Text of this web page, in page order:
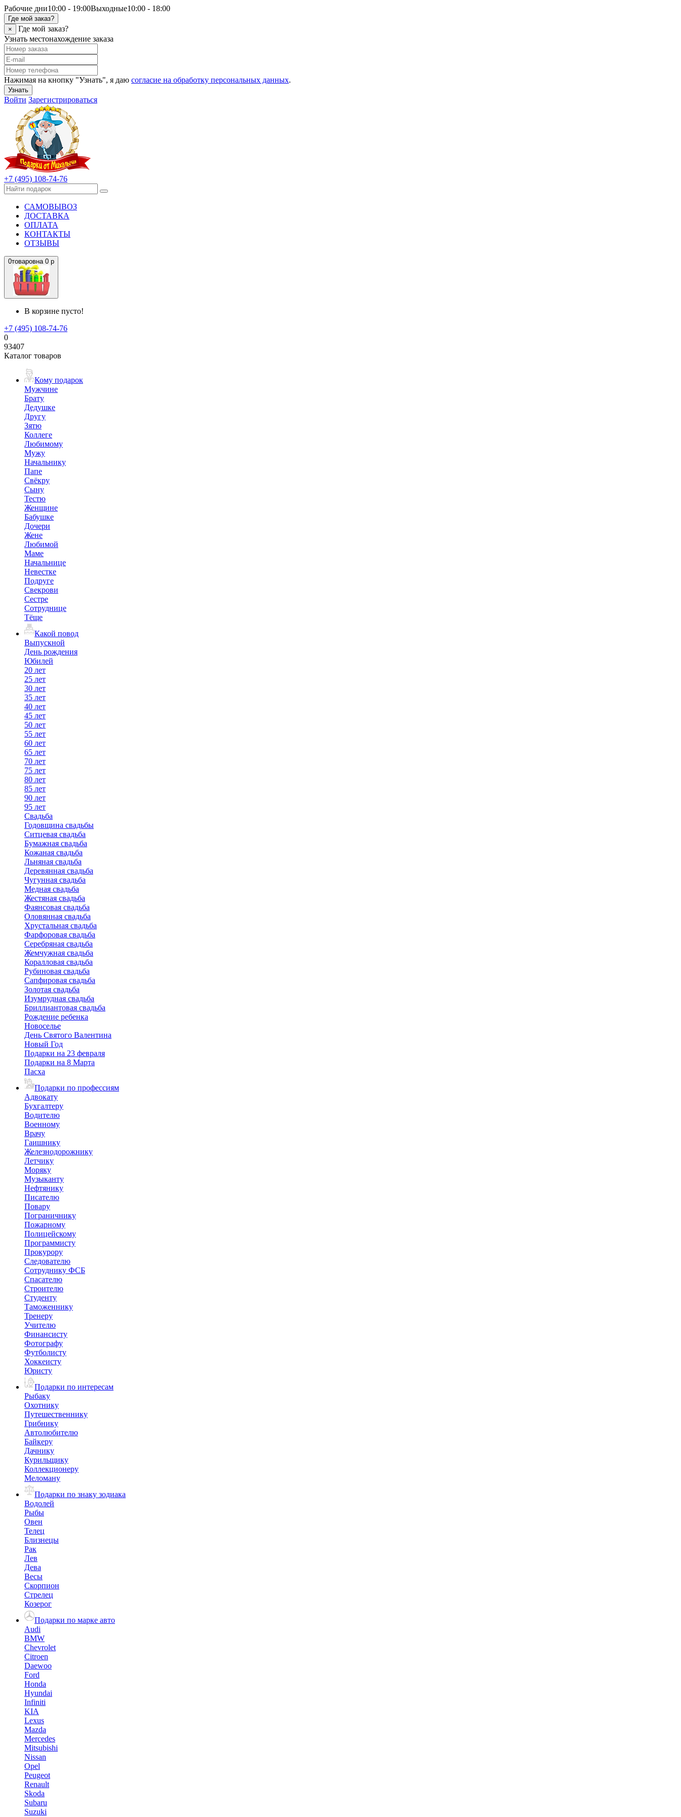
Рабочие дни10:00 - 19:00Выходные10:00 - 18:00
Где мой заказ?
×
Где мой заказ?
Узнать местонахождение заказа
Нажимая на кнопку "Узнать", я даю согласие на обработку персональных данных.
Узнать
Войти Зарегистрироваться
+7 (495) 108-74-76
САМОВЫВОЗ
ДОСТАВКА
ОПЛАТА
КОНТАКТЫ
ОТЗЫВЫ
0товаровна 0 р
В корзине пусто!
+7 (495) 108-74-76
0
93407
Каталог товаров
Кому подарок
Мужчине
Брату
Дедушке
Другу
Зятю
Коллеге
Любимому
Мужу
Начальнику
Папе
Свёкру
Сыну
Тестю
Женщине
Бабушке
Дочери
Жене
Любимой
Маме
Начальнице
Невестке
Подруге
Свекрови
Сестре
Сотруднице
Тёще
Какой повод
Выпускной
День рождения
Юбилей
20 лет
25 лет
30 лет
35 лет
40 лет
45 лет
50 лет
55 лет
60 лет
65 лет
70 лет
75 лет
80 лет
85 лет
90 лет
95 лет
Свадьба
Годовщина свадьбы
Ситцевая свадьба
Бумажная свадьба
Кожаная свадьба
Льняная свадьба
Деревянная свадьба
Чугунная свадьба
Медная свадьба
Жестяная свадьба
Фаянсовая свадьба
Оловянная свадьба
Хрустальная свадьба
Фарфоровая свадьба
Серебряная свадьба
Жемчужная свадьба
Коралловая свадьба
Рубиновая свадьба
Сапфировая свадьба
Золотая свадьба
Изумрудная свадьба
Бриллиантовая свадьба
Рождение ребенка
Новоселье
День Святого Валентина
Новый Год
Подарки на 23 февраля
Подарки на 8 Марта
Пасха
Подарки по профессиям
Адвокату
Бухгалтеру
Водителю
Военному
Врачу
Гаишнику
Железнодорожнику
Летчику
Моряку
Музыканту
Нефтянику
Писателю
Повару
Пограничнику
Пожарному
Полицейскому
Программисту
Прокурору
Следователю
Сотруднику ФСБ
Спасателю
Строителю
Студенту
Таможеннику
Тренеру
Учителю
Финансисту
Фотографу
Футболисту
Хоккеисту
Юристу
Подарки по интересам
Рыбаку
Охотнику
Путешественнику
Грибнику
Автолюбителю
Байкеру
Дачнику
Курильщику
Коллекционеру
Меломану
Подарки по знаку зодиака
Водолей
Рыбы
Овен
Телец
Близнецы
Рак
Лев
Дева
Весы
Скорпион
Стрелец
Козерог
Подарки по марке авто
Audi
BMW
Chevrolet
Citroen
Daewoo
Ford
Honda
Hyundai
Infiniti
KIA
Lexus
Mazda
Mercedes
Mitsubishi
Nissan
Opel
Peugeot
Renault
Skoda
Subaru
Suzuki